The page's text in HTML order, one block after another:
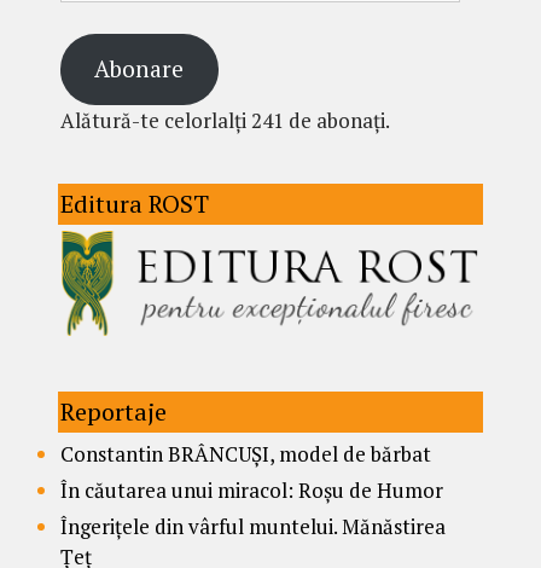
Abonare
Alătură-te celorlalți 241 de abonați.
Editura ROST
Reportaje
Constantin BRÂNCUȘI, model de bărbat
În căutarea unui miracol: Roșu de Humor
Îngerițele din vârful muntelui. Mănăstirea
Țeț